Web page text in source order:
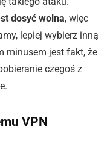
dosyć wolna, więc
lepiej wybierz inną
minusem jest fakt, że
czegoś z
VPN